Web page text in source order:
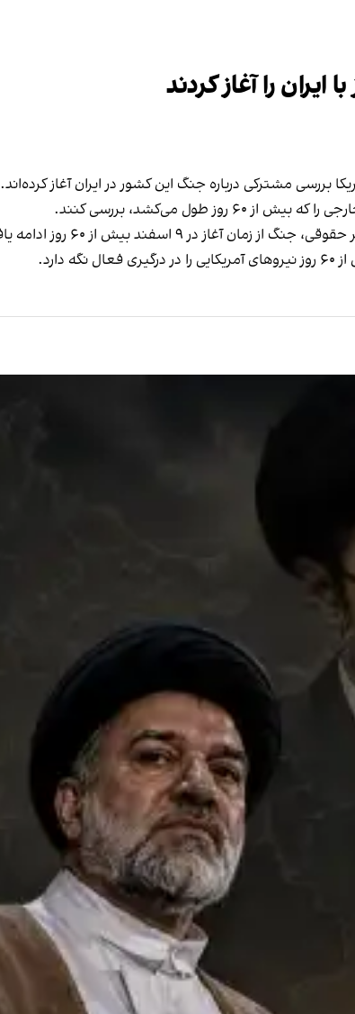
بررسی مشترکی درباره جنگ این کشور در ایران آغاز کرده‌اند.
می‌کشد، بررسی کنند.
بیش از ۶۰ روز ادامه یافته است.